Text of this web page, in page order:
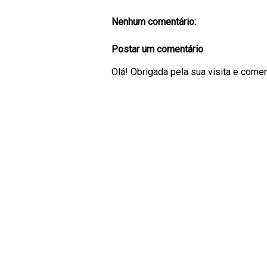
Nenhum comentário:
Postar um comentário
Olá! Obrigada pela sua visita e